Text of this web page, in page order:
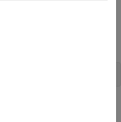
Function block displays the